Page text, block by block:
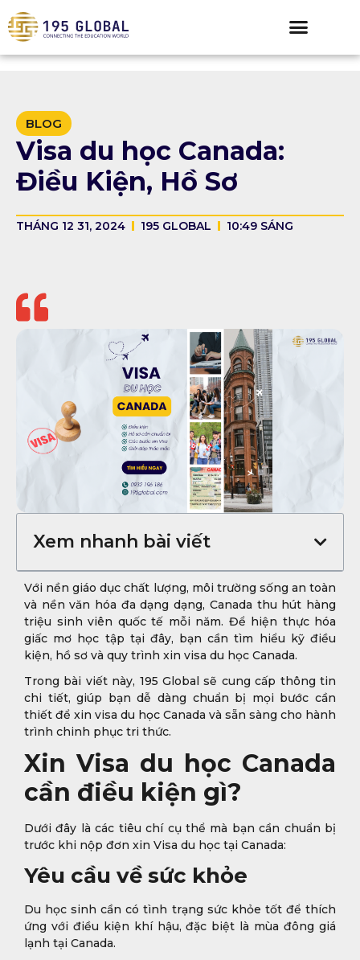
BLOG
Visa du học Canada:
Điều Kiện, Hồ Sơ
THÁNG 12 31, 2024 195 GLOBAL 10:49 SÁNG
Xem nhanh bài viết
Với nền giáo dục chất lượng, môi trường sống an toàn
và nền văn hóa đa dạng dạng, Canada thu hút hàng
triệu sinh viên quốc tế mỗi năm. Để hiện thực hóa
giấc mơ học tập tại đây, bạn cần tìm hiểu kỹ điều
kiện, hồ sơ và quy trình xin visa du học Canada.
Trong bài viết này, 195 Global sẽ cung cấp thông tin
chi tiết, giúp bạn dễ dàng chuẩn bị mọi bước cần
thiết để xin visa du học Canada và sẵn sàng cho hành
trình chinh phục tri thức.
Xin Visa du học Canada
cần điều kiện gì?
Dưới đây là các tiêu chí cụ thể mà bạn cần chuẩn bị
trước khi nộp đơn xin Visa du học tại Canada:
Yêu cầu về sức khỏe
Du học sinh cần có tình trạng sức khỏe tốt để thích
ứng với điều kiện khí hậu, đặc biệt là mùa đông giá
lạnh tại Canada.